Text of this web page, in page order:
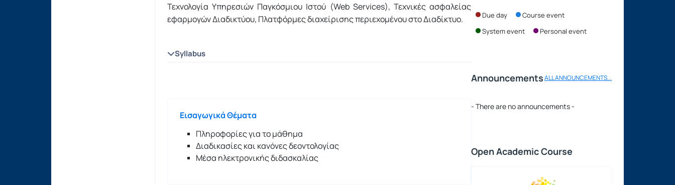
Τεχνολογία Υπηρεσιών Παγκόσμιου Ιστού (Web Services), Τεχνικές ασφαλείας
εφαρμογών Διαδικτύου, Πλατφόρμες διαχείρισης περιεχομένου στο Διαδίκτυο.
Syllabus
Εισαγωγικά Θέματα
Πληροφορίες για το μάθημα
Διαδικασίες και κανόνες δεοντολογίας
Μέσα ηλεκτρονικής διδασκαλίας
Due day
Course event
System event
Personal event
AnnouncementsALL ANNOUNCEMENTS...
- There are no announcements -
Open Academic Course